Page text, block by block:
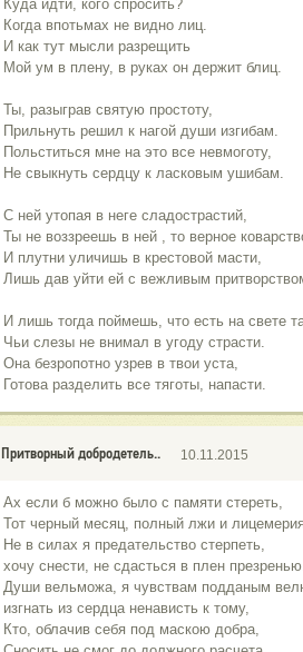
Куда идти, кого спросить?
Когда впотьмах не видно лиц.
И как тут мысли разрещить
Мой ум в плену, в руках он держит блиц.
Ты, разыграв святую простоту,
Прильнуть решил к нагой души изгибам.
Польститься мне на это все невмоготу,
Не свыкнуть сердцу к ласковым ушибам.
С ней утопая в неге сладострастий,
Ты не воззреешь в ней , то верное
И плутни уличишь в крестовой масти,
Лишь дав уйти ей с вежливым
И лишь тогда поймешь, что есть на свете
Чьи слезы не внимал в угоду страсти.
Она безропотно узрев в твои уста,
Готова разделить все тяготы, напасти.
Притворный добродетель.. 10.11.2015
Ах если б можно было с памяти стереть,
Тот черный месяц, полный лжи и лицемерия
Не в силах я предательство стерпеть,
хочу снести, не сдасться в плен
Души вельможа, я чувствам подданым
изгнать из сердца ненависть к тому,
Кто, облачив себя под маскою добра,